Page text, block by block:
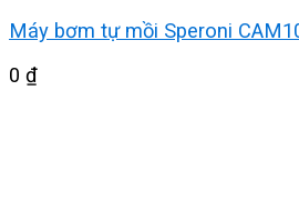
Máy bơm tự mồi Speroni
0 ₫